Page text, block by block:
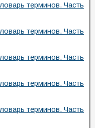
терминов. Часть
терминов. Часть
терминов. Часть
терминов. Часть
терминов. Часть